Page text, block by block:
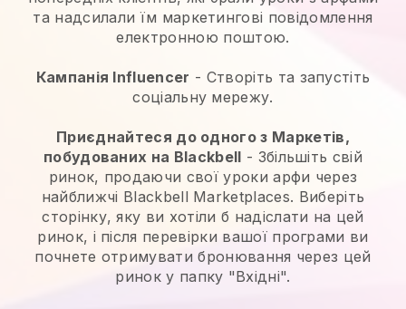
та надсилали їм маркетингові повідомлення
електронною поштою.
Кампанія Influencer - Створіть та запустіть
соціальну мережу.
Приєднайтеся до одного з Маркетів,
побудованих на Blackbell - Збільшіть свій
ринок, продаючи свої уроки арфи через
найближчі Blackbell Marketplaces. Виберіть
сторінку, яку ви хотіли б надіслати на цей
ринок, і після перевірки вашої програми ви
почнете отримувати бронювання через цей
ринок у папку "Вхідні".